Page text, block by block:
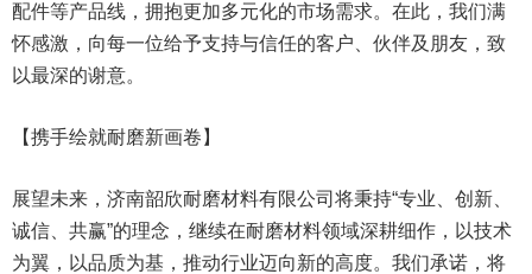
配件等产品线，拥抱更加多元化的市场需求。在此，我们满
怀感激，向每一位给予支持与信任的客户、伙伴及朋友，致
以最深的谢意。
【携手绘就耐磨新画卷】
展望未来，济南韶欣耐磨材料有限公司将秉持“专业、创新、
诚信、共赢”的理念，继续在耐磨材料领域深耕细作，以技术
为翼，以品质为基，推动行业迈向新的高度。我们承诺，将